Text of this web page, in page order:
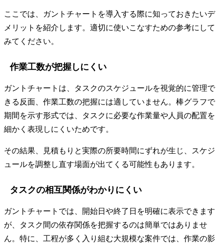
ここでは、ガントチャートを導入する際に知っておきたいデ
メリットを紹介します。適切に使いこなすための参考にして
みてください。
作業工数が把握しにくい
ガントチャートは、タスクのスケジュールを視覚的に管理で
きる反面、作業工数の把握には適していません。棒グラフで
期間を示す形式では、タスクに必要な作業量や人員の配置を
細かく表現しにくいためです。
その結果、見積もりと実際の所要時間にずれが生じ、スケジ
ュールを調整し直す場面が出てくる可能性もあります。
タスクの相互関係がわかりにくい
ガントチャートでは、開始日や終了日を明確に表示できます
が、タスク間の依存関係を把握するのは簡単ではありませ
ん。特に、工程が多く入り組む大規模な案件では、作業の影